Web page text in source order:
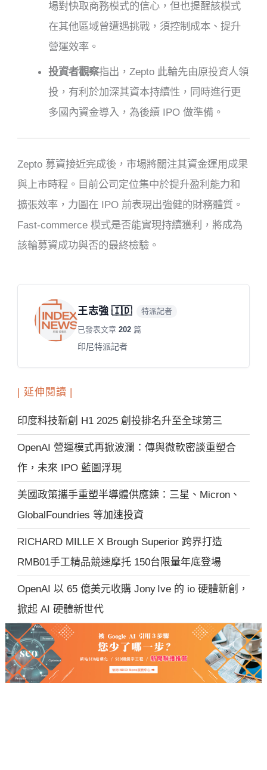
場對快取商務模式的信心，但也提醒該模式
在其他區域曾遭遇挑戰，須控制成本、提升
營運效率。
投資者觀察指出，Zepto 此輪先由原投資人領
投，有利於加深其資本持續性，同時進行更
多國內資金導入，為後續 IPO 做準備 。
Zepto 募資接近完成後，市場將關注其資金運用成果
與上市時程。目前公司定位集中於提升盈利能力和
擴張效率，力圖在 IPO 前表現出強健的財務體質。
Fast‑commerce 模式是否能實現持續獲利，將成為
該輪募資成功與否的最終檢驗。
王志強 🇮🇩 特派記者
已發表文章202 篇
印尼特派記者
| 延伸閱讀 |
印度科技新創 H1 2025 創投排名升至全球第三
OpenAI 營運模式再掀波瀾：傳與微軟密談重塑合
作，未來 IPO 藍圖浮現
美國政策攜手重塑半導體供應鍊：三星、Micron、
GlobalFoundries 等加速投資
RICHARD MILLE X Brough Superior 跨界打造
RMB01手工精品競速摩托 150台限量年底登場
OpenAI 以 65 億美元收購 Jony Ive 的 io 硬體新創，
掀起 AI 硬體新世代